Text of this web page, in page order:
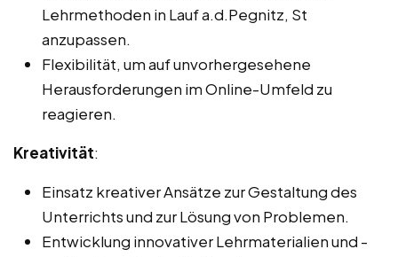
Lehrmethoden in Lauf a.d.Pegnitz, St
anzupassen.
Flexibilität, um auf unvorhergesehene
Herausforderungen im Online-Umfeld zu
reagieren.
Kreativität:
Einsatz kreativer Ansätze zur Gestaltung des
Unterrichts und zur Lösung von Problemen.
Entwicklung innovativer Lehrmaterialien und -